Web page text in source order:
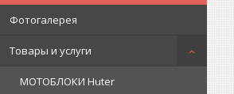
Фотогалерея
Товары и услуги
МОТОБЛОКИ Huter